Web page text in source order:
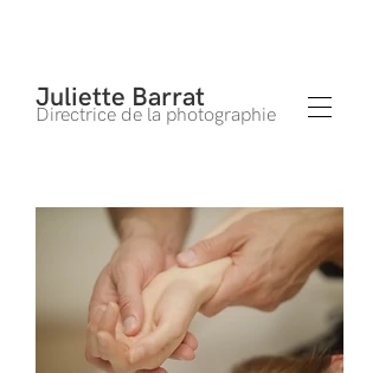
Juliette Barrat
Directrice de la photographie